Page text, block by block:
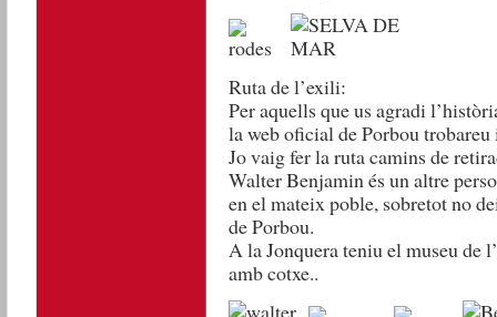
Ruta de l’exili:
Per aquells que us agradi
la web oficial de Porbou
Jo vaig fer la ruta camins de
Walter Benjamin és un altre
en el mateix poble, sobretot no
de Porbou.
A la Jonquera teniu el museu de
amb cotxe..